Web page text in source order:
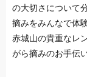
の大切さについて
摘みをみんなで体
赤城山の貴重なレ
がら摘みのお手伝